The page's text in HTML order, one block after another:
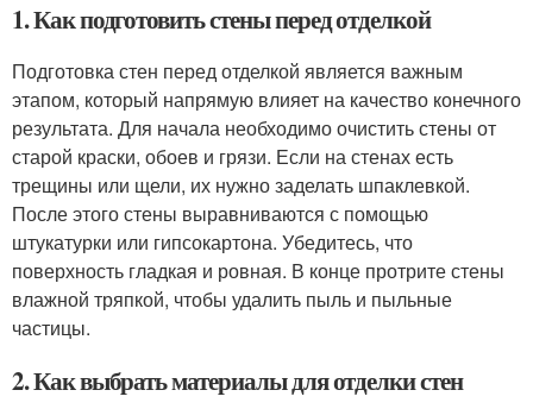
1. Как подготовить стены перед отделкой
Подготовка стен перед отделкой является важным
этапом, который напрямую влияет на качество конечного
результата. Для начала необходимо очистить стены от
старой краски, обоев и грязи. Если на стенах есть
трещины или щели, их нужно заделать шпаклевкой.
После этого стены выравниваются с помощью
штукатурки или гипсокартона. Убедитесь, что
поверхность гладкая и ровная. В конце протрите стены
влажной тряпкой, чтобы удалить пыль и пыльные
частицы.
2. Как выбрать материалы для отделки стен